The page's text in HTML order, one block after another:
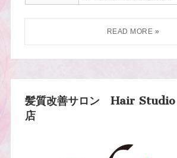
髪質改善サロン Hair Studio
店